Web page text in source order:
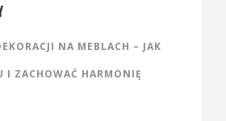
NA MEBLACH – JAK
I ZACHOWAĆ HARMONIĘ